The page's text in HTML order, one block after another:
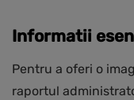
Informatii
Pentru a oferi o
raportul